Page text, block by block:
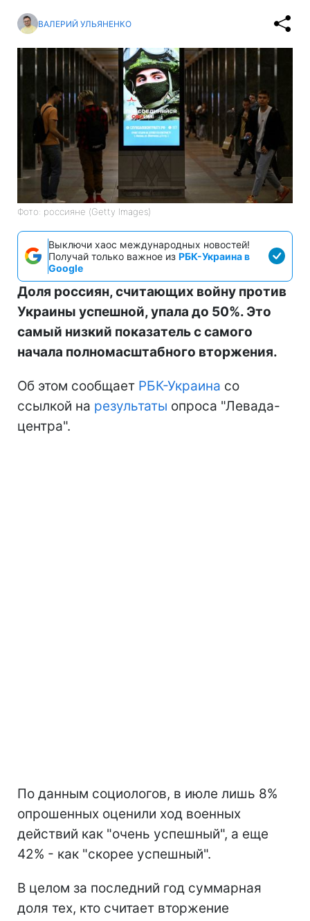
ВАЛЕРИЙ УЛЬЯНЕНКО
Фото: россияне (Getty Images)
Выключи хаос международных новостей!
Получай только важное из РБК-Украина в
Google
Доля россиян, считающих войну против
Украины успешной, упала до 50%. Это
самый низкий показатель с самого
начала полномасштабного вторжения.
Об этом сообщает РБК-Украина со
ссылкой на результаты опроса "Левада-
центра".
По данным социологов, в июле лишь 8%
опрошенных оценили ход военных
действий как "очень успешный", а еще
42% - как "скорее успешный".
В целом за последний год суммарная
доля тех, кто считает вторжение